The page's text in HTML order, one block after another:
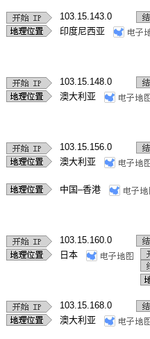
103.15.143.0
印度尼西亚
103.15.148.0
澳大利亚
103.15.156.0
澳大利亚
中国–香港
103.15.160.0
日本
103.15.168.0
澳大利亚